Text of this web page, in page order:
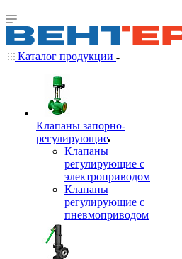
Каталог продукции
Клапаны запорно-
регулирующие
Клапаны
регулирующие с
электроприводом
Клапаны
регулирующие с
пневмоприводом